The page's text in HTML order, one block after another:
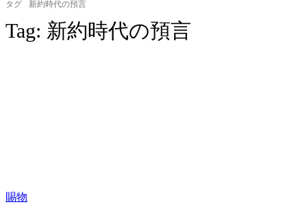
タグ 新約時代の預言
Tag: 新約時代の預言
賜物